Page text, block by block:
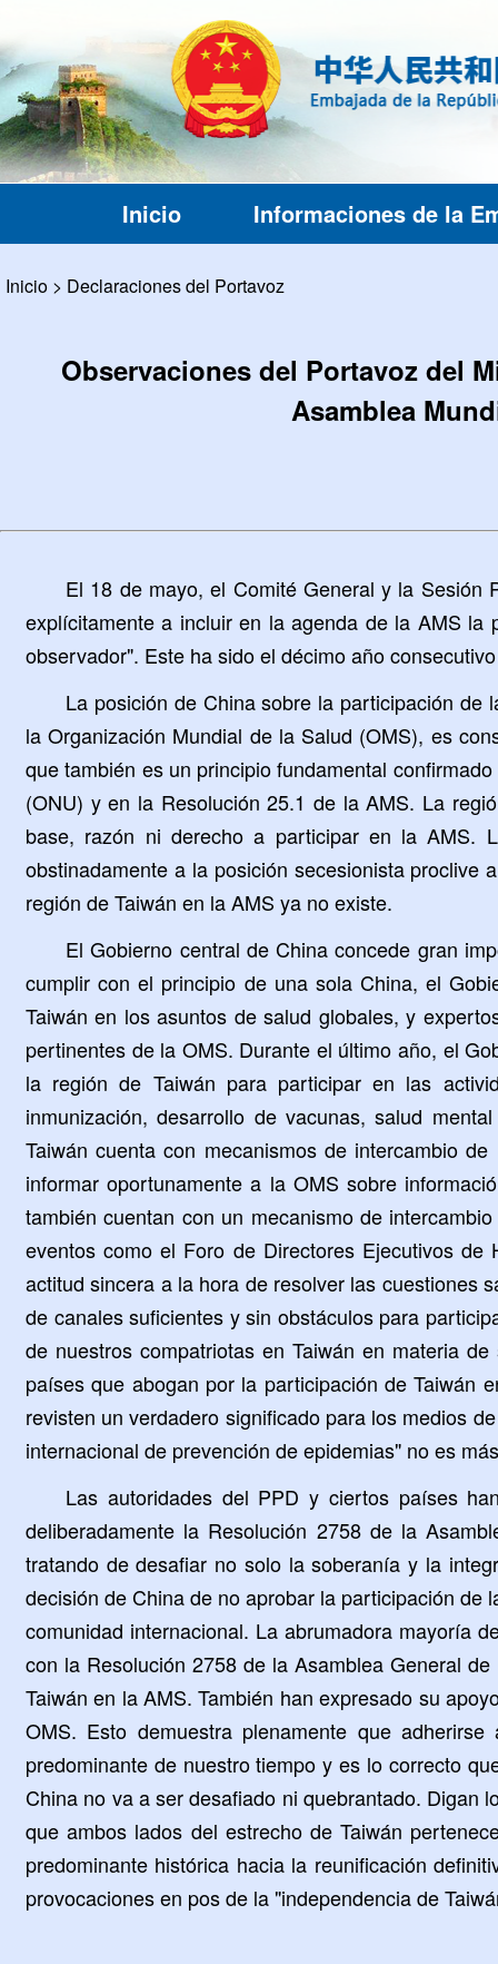
Inicio Informaciones de la
Inicio > Declaraciones del Portavoz
Observaciones del Portavoz del
Asamblea
El 18 de mayo, el Comité General y la Sesión
explícitamente a incluir en la agenda de la AMS
observador". Este ha sido el décimo año
La posición de China sobre la participación de
la Organización Mundial de la Salud (OMS), es
que también es un principio fundamental
(ONU) y en la Resolución 25.1 de la AMS. La
base, razón ni derecho a participar en la AMS.
obstinadamente a la posición secesionista proclive
región de Taiwán en la AMS ya no existe.
El Gobierno central de China concede gran
cumplir con el principio de una sola China, el
Taiwán en los asuntos de salud globales, y
pertinentes de la OMS. Durante el último año, el
la región de Taiwán para participar en las
inmunización, desarrollo de vacunas, salud
Taiwán cuenta con mecanismos de intercambio
informar oportunamente a la OMS sobre
también cuentan con un mecanismo de
eventos como el Foro de Directores Ejecutivos
actitud sincera a la hora de resolver las cuestiones
de canales suficientes y sin obstáculos para
de nuestros compatriotas en Taiwán en materia
países que abogan por la participación de Taiwán
revisten un verdadero significado para los medios
internacional de prevención de epidemias" no es
Las autoridades del PPD y ciertos países
deliberadamente la Resolución 2758 de la
tratando de desafiar no solo la soberanía y la
decisión de China de no aprobar la participación de
comunidad internacional. La abrumadora mayoría
con la Resolución 2758 de la Asamblea General
Taiwán en la AMS. También han expresado su
OMS. Esto demuestra plenamente que
predominante de nuestro tiempo y es lo correcto
China no va a ser desafiado ni quebrantado. Digan
que ambos lados del estrecho de Taiwán
predominante histórica hacia la reunificación
provocaciones en pos de la "independencia de